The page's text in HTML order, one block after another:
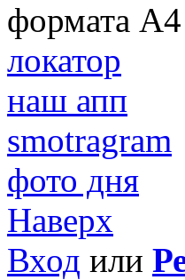
формата
локатор
наш апп
smotragram
фото дня
Наверх
Вход или